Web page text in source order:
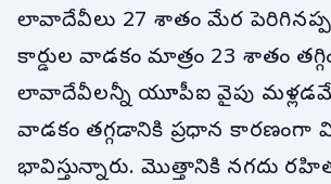
లావాదేవీలు 27 శాతం మేర
కార్డుల వాడకం మాత్రం 23 శాతం
లావాదేవీలన్నీ యూపీఐ వైపు మళ్లడమే
వాడకం తగ్గడానికి ప్రధాన కారణంగా
భావిస్తున్నారు. మొత్తానికి నగదు రహిత